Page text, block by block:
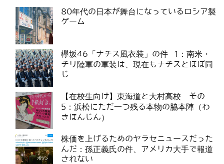
80年代の日本が舞台になっているロシア製
ゲーム
欅坂46「ナチス風衣装」の件 1：南米・
チリ陸軍の軍装は、現在もナチスとほぼ同
じ
【在校生向け】東海道と大村高校 その
5：浜松にただ一つ残る本物の脇本陣（わ
きほんじん）
株価を上げるためのヤラセニュースだった
んだ：孫正義氏の件、アメリカ大手で報道
されない